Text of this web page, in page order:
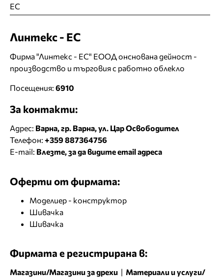
ЕС
Линтекс - ЕС
Фирма "Линтекс - ЕС" ЕООД онснована дейност -
производство и търговия с работно облекло
Посещения: 6910
За контакти:
Адрес: Варна, гр. Варна, ул. Цар Освободител
Телефон: +359 887364756
E-mail: Влезте, за да видите email адреса
Оферти от фирмата:
Моделиер - конструктор
Шивачка
Шивачка
Фирмата е регистрирана в:
Магазини/Магазини за дрехи | Материали и услуги/